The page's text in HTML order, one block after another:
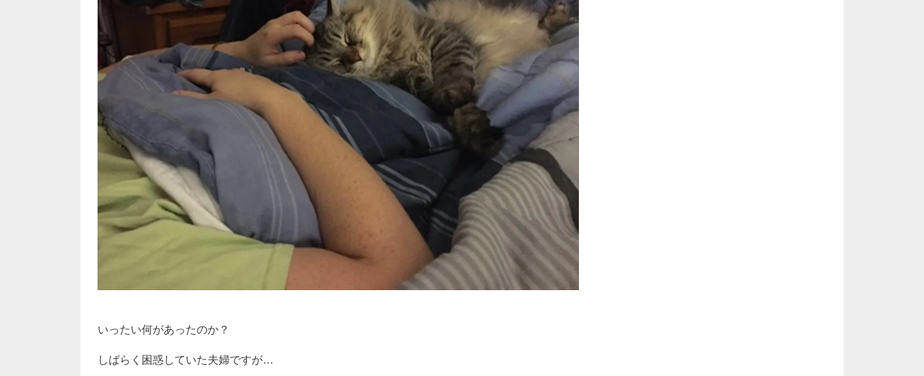
いったい何があったのか？
しばらく困惑していた夫婦ですが…